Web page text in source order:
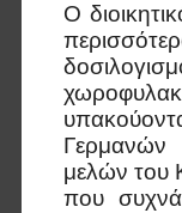
Ο
Γερμανών
μελών του
που συχνά